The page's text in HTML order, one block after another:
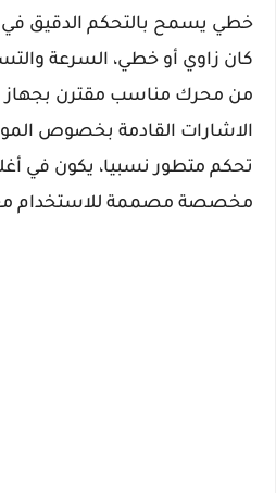
خطي يسمح بالتحكم الدقيق
كان زاوي أو خطي، السرعة
من محرك مناسب مقترن بجهاز
الاشارات القادمة بخصوص
تحكم متطور نسبيا، يكون في
مخصصة مصممة للاستخدام